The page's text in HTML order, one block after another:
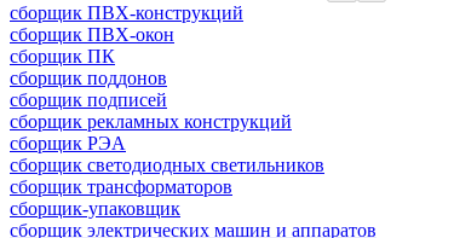
сборщик ПВХ-конструкций
сборщик ПВХ-окон
сборщик ПК
сборщик поддонов
сборщик подписей
сборщик рекламных конструкций
сборщик РЭА
сборщик светодиодных светильников
сборщик трансформаторов
сборщик-упаковщик
сборщик электрических машин и аппаратов